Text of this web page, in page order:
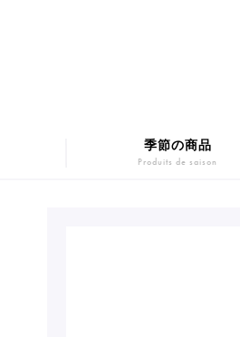
季節の商品
Produits de saison